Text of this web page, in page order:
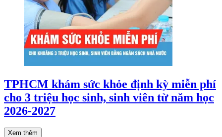
TPHCM khám sức khỏe định kỳ miễn phí
cho 3 triệu học sinh, sinh viên từ năm học
2026-2027
Xem thêm